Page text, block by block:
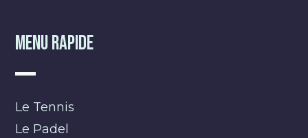
Menu Rapide
Le Tennis
Le Padel